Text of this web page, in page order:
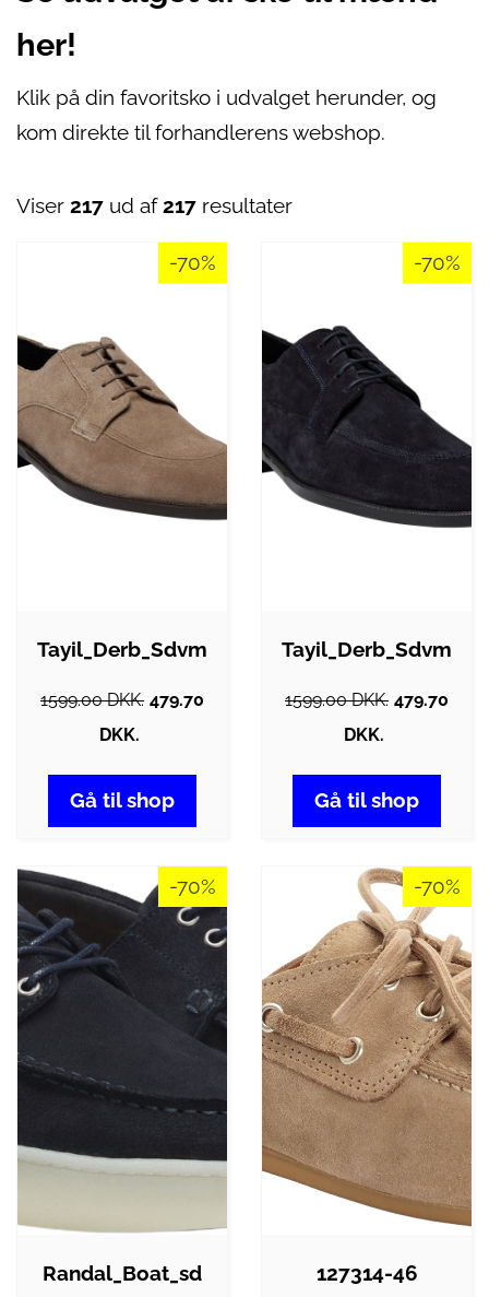
her!
Klik på din favoritsko i udvalget herunder, og
kom direkte til forhandlerens webshop.
Viser 217 ud af217 resultater
-70%
Tayil_Derb_Sdvm
1599.00 DKK. 479.70
DKK.
Gå til shop
-70%
Tayil_Derb_Sdvm
1599.00 DKK. 479.70
DKK.
Gå til shop
-70%
Randal_Boat_sd
-70%
127314-46